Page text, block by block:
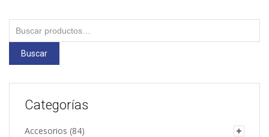
Buscar
por:
Buscar
Categorías
Accesorios (84)